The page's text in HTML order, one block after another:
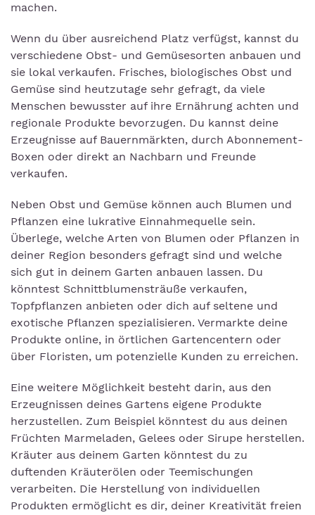
machen.
Wenn du über ausreichend Platz verfügst, kannst du
verschiedene Obst- und Gemüsesorten anbauen und
sie lokal verkaufen. Frisches, biologisches Obst und
Gemüse sind heutzutage sehr gefragt, da viele
Menschen bewusster auf ihre Ernährung achten und
regionale Produkte bevorzugen. Du kannst deine
Erzeugnisse auf Bauernmärkten, durch Abonnement-
Boxen oder direkt an Nachbarn und Freunde
verkaufen.
Neben Obst und Gemüse können auch Blumen und
Pflanzen eine lukrative Einnahmequelle sein.
Überlege, welche Arten von Blumen oder Pflanzen in
deiner Region besonders gefragt sind und welche
sich gut in deinem Garten anbauen lassen. Du
könntest Schnittblumensträuße verkaufen,
Topfpflanzen anbieten oder dich auf seltene und
exotische Pflanzen spezialisieren. Vermarkte deine
Produkte online, in örtlichen Gartencentern oder
über Floristen, um potenzielle Kunden zu erreichen.
Eine weitere Möglichkeit besteht darin, aus den
Erzeugnissen deines Gartens eigene Produkte
herzustellen. Zum Beispiel könntest du aus deinen
Früchten Marmeladen, Gelees oder Sirupe herstellen.
Kräuter aus deinem Garten könntest du zu
duftenden Kräuterölen oder Teemischungen
verarbeiten. Die Herstellung von individuellen
Produkten ermöglicht es dir, deiner Kreativität freien